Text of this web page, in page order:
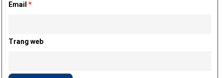
Email*
Trang web